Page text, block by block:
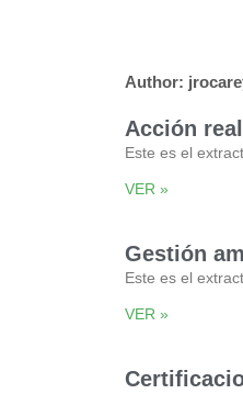
Author:
Acción
Este es el
VER »
Gestión
Este es el
VER »